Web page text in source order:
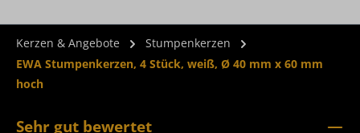
Kerzen & Angebote
Stumpenkerzen
EWA Stumpenkerzen, 4 Stück, weiß, Ø 40 mm x 60 mm
hoch
Sehr gut bewertet